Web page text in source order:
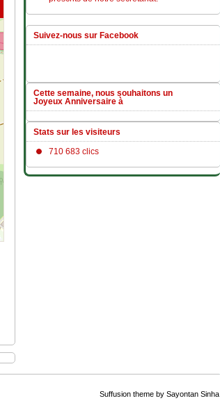
Suivez-nous sur Facebook
Cette semaine, nous souhaitons un
Joyeux Anniversaire à
Stats sur les visiteurs
710 683 clics
Suffusion theme by Sayontan Sinha